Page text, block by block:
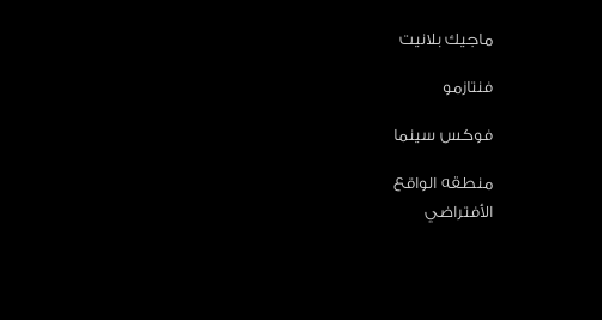
ماجيك بلانيت
فنتازمو
فوكس سينما
منطقه الواقع
الأفتراضي